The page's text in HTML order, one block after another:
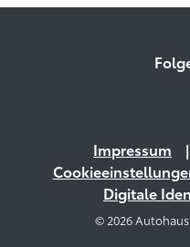
Impressum
Digitale
© 2026